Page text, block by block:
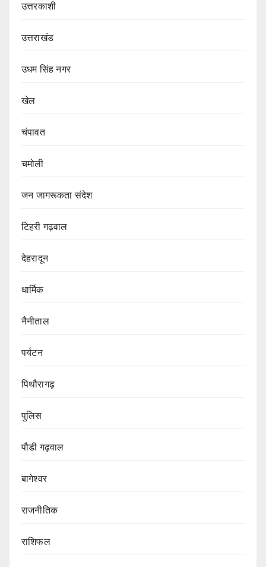
उत्तरकाशी
उत्तराखंड
उधम सिंह नगर
खेल
चंपावत
चमोली
जन जागरूकता संदेश
टिहरी गढ़वाल
देहरादून
धार्मिक
नैनीताल
पर्यटन
पिथौरागढ़
पुलिस
पौडी गढ़वाल
बागेश्वर
राजनीतिक
राशिफल